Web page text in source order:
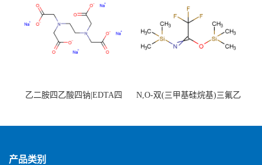
乙二胺四乙酸四钠|EDTA四
N,O-双(三甲基硅烷基)三氟乙
产品类别